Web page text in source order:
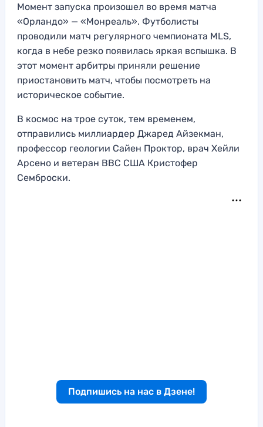
Момент запуска произошел во время матча
«Орландо» — «Монреаль». Футболисты
проводили матч регулярного чемпионата MLS,
когда в небе резко появилась яркая вспышка. В
этот момент арбитры приняли решение
приостановить матч, чтобы посмотреть на
историческое событие.
В космос на трое суток, тем временем,
отправились миллиардер Джаред Айзекман,
профессор геологии Сайен Проктор, врач Хейли
Арсено и ветеран ВВС США Кристофер
Семброски.
Подпишись на нас в Дзене!